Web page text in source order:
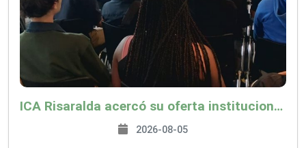
ICA Risaralda acercó su oferta institucional a productores y emprendedores en Expocamello
2026-08-05